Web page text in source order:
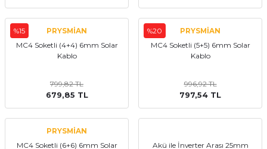
%15
PRYSMİAN
MC4 Soketli (4+4) 6mm Solar
Kablo
799,82 TL
679,85 TL
%20
PRYSMİAN
MC4 Soketli (5+5) 6mm Solar
Kablo
996,92 TL
797,54 TL
PRYSMİAN
MC4 Soketli (6+6) 6mm Solar
Akü ile İnverter Arası 25mm